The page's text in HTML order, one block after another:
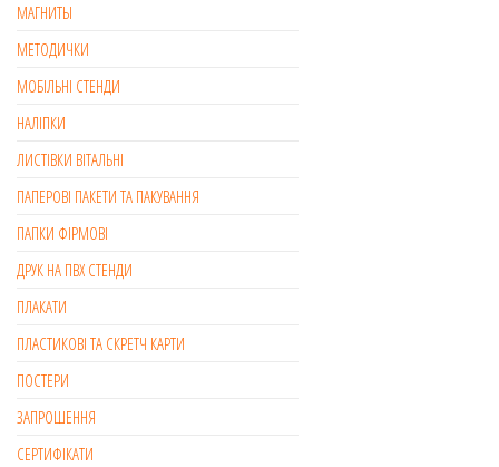
МАГНИТЫ
МЕТОДИЧКИ
МОБІЛЬНІ СТЕНДИ
НАЛІПКИ
ЛИСТІВКИ ВІТАЛЬНІ
ПАПЕРОВІ ПАКЕТИ ТА ПАКУВАННЯ
ПАПКИ ФІРМОВІ
ДРУК НА ПВХ СТЕНДИ
ПЛАКАТИ
ПЛАСТИКОВІ ТА СКРЕТЧ КАРТИ
ПОСТЕРИ
ЗАПРОШЕННЯ
СЕРТИФІКАТИ